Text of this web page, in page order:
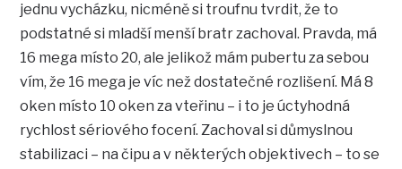
jednu vycházku, nicméně si troufnu tvrdit, že to
podstatné si mladší menší bratr zachoval. Pravda, má
16 mega místo 20, ale jelikož mám pubertu za sebou
vím, že 16 mega je víc než dostatečné rozlišení. Má 8
oken místo 10 oken za vteřinu – i to je úctyhodná
rychlost sériového focení. Zachoval si důmyslnou
stabilizaci – na čipu a v některých objektivech – to se